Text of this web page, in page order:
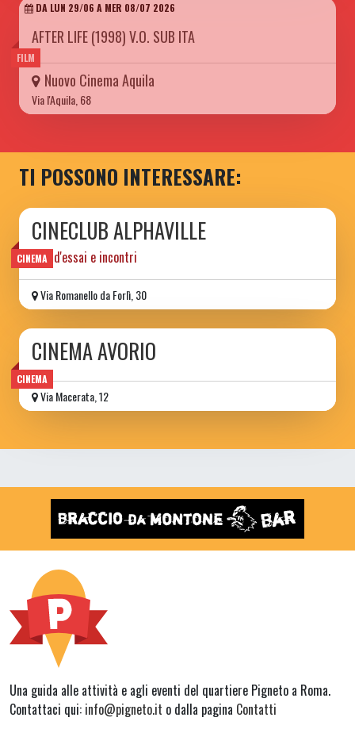
FILM
DA LUN 29/06 A MER 08/07 2026
AFTER LIFE (1998) V.O. SUB ITA
Nuovo Cinema Aquila
Via l'Aquila, 68
TI POSSONO INTERESSARE:
CINEMA
CINECLUB ALPHAVILLE
film d'essai e incontri
Via Romanello da Forlì, 30
CINEMA
CINEMA AVORIO
Via Macerata, 12
Una guida alle attività e agli eventi del quartiere Pigneto a Roma.
Contattaci qui: info@pigneto.it o dalla pagina Contatti